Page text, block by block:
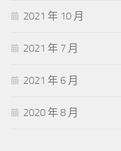
2021 年 10 月
2021 年 7 月
2021 年 6 月
2020 年 8 月